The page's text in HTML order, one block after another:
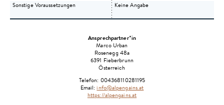
Sonstige Voraussetzungen Keine Angabe
Ansprechpartner*in
Marco Urban
Rosenegg 48a
6391 Fieberbrunn
Österreich
Telefon: 004368110281195
Email: info@alpengains.at
https://alpengains.at